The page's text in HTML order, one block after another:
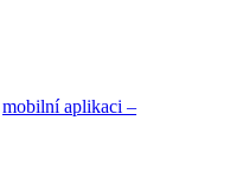
mobilní aplikaci –